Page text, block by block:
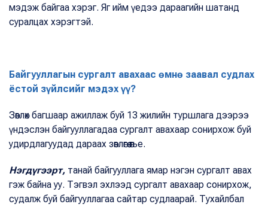
мэдэж байгаа хэрэг. Яг ийм үедээ дараагийн шатанд
суралцах хэрэгтэй.
Байгууллагын сургалт авахаас өмнө заавал судлах
ёстой зүйлсийг мэдэх үү?
Зөвлөх багшаар ажиллаж буй 13 жилийн туршлага дээрээ
үндэслэн байгууллагадаа сургалт авахаар сонирхож буй
удирдлагуудад дараах зөвлөгөө өгье.
Нэгдүгээрт, танай байгууллага ямар нэгэн сургалт авах
гэж байна уу. Тэгвэл эхлээд сургалт авахаар сонирхож,
судалж буй байгууллагаа сайтар судлаарай. Тухайлбал